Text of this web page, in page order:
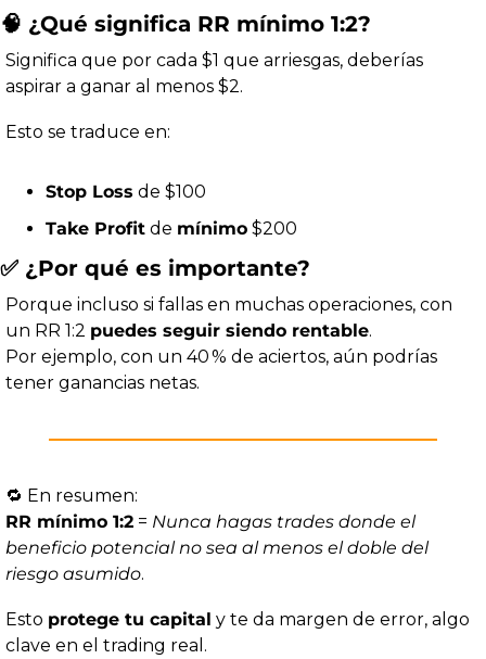
🧠 ¿Qué significa RR mínimo 1:2?
Significa que por cada $1 que arriesgas, deberías
aspirar a ganar al menos $2.
Esto se traduce en:
Stop Loss de $100
Take Profit de mínimo $200
✅ ¿Por qué es importante?
Porque incluso si fallas en muchas operaciones, con
un RR 1:2 puedes seguir siendo rentable.
Por ejemplo, con un 40 % de aciertos, aún podrías
tener ganancias netas.
🔁 En resumen:
RR mínimo 1:2 = Nunca hagas trades donde el
beneficio potencial no sea al menos el doble del
riesgo asumido.
Esto protege tu capital y te da margen de error, algo
clave en el trading real.